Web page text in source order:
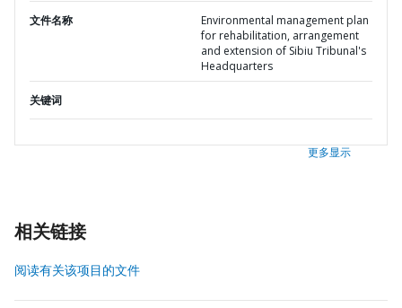
文件名称
Environmental management plan
for rehabilitation, arrangement
and extension of Sibiu Tribunal's
Headquarters
关键词
更多显示
相关链接
阅读有关该项目的文件